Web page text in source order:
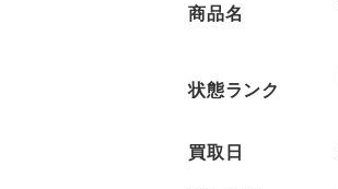
商品名
状態ランク
買取日